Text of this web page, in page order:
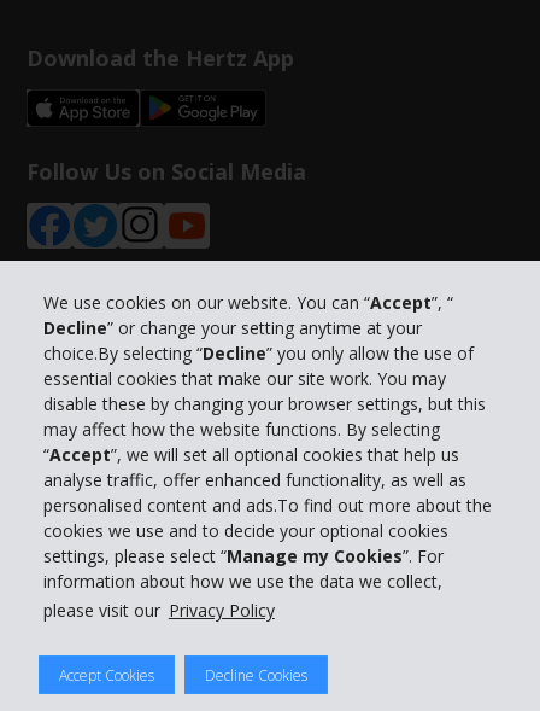
We use cookies on our website. You can “Accept”, “
Decline” or change your setting anytime at your
choice.By selecting “Decline” you only allow the use of
essential cookies that make our site work. You may
disable these by changing your browser settings, but this
may affect how the website functions. By selecting
“Accept”, we will set all optional cookies that help us
analyse traffic, offer enhanced functionality, as well as
personalised content and ads.To find out more about the
cookies we use and to decide your optional cookies
settings, please select “Manage my Cookies”. For
information about how we use the data we collect,
please visit our Privacy Policy
Accept Cookies Decline Cookies
Download the Hertz App
Follow Us on Social Media
Info su Hertz
Business
Customer Service
Prenota con Hertz
© 2026 The Hertz System, Inc.
Privacy Policy | Condizioni di Utilizzo |